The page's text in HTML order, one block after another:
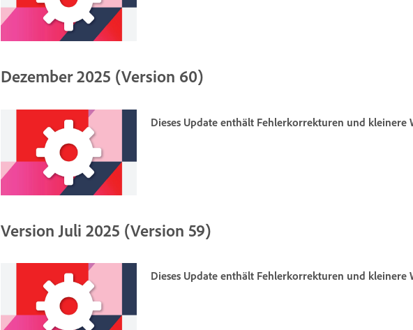
Dezember 2025 (Version 60)
Dieses Update enthält Fehlerkorrekturen und kleinere
Version Juli 2025 (Version 59)
Dieses Update enthält Fehlerkorrekturen und kleinere